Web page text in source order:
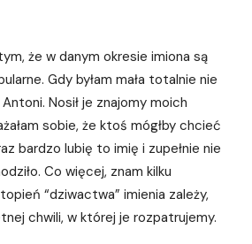
że w danym okresie imiona są
Gdy byłam mała totalnie nie
Nosił je znajomy moich
sobie, że ktoś mógłby chcieć
bardzo lubię to imię i zupełnie nie
Co więcej, znam kilku
“dziwactwa” imienia zależy,
chwili, w której je rozpatrujemy.